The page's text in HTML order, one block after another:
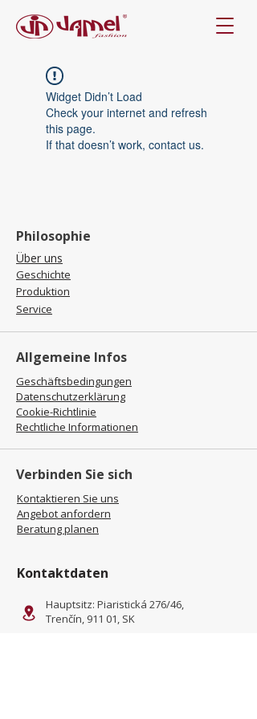
Widget Didn’t Load
Check your internet and refresh
this page.
If that doesn’t work, contact us.
Philosophie
Über uns
Geschichte
Produktion
Service
Allgemeine Infos
Geschäftsbedingungen
Datenschutzerklärung
Cookie-Richtlinie
Rechtliche Informationen
Verbinden Sie sich
Kontaktieren Sie uns
Angebot anfordern
Beratung planen
Kontaktdaten
Hauptsitz: Piaristická 276/46,
Trenčín, 911 01, SK